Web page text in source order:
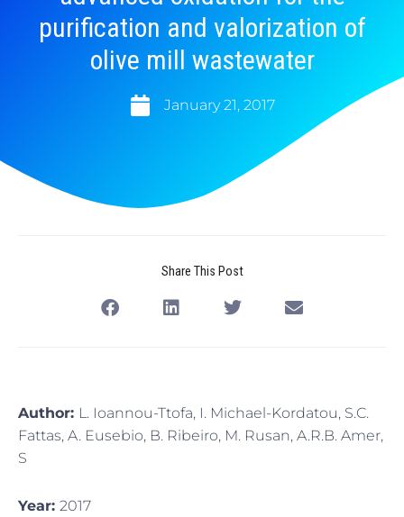
purification and valorization of
olive mill wastewater
January 21, 2017
Share This Post
Author: L. Ioannou-Ttofa, I. Michael-Kordatou, S.C.
Fattas, A. Eusebio, B. Ribeiro, M. Rusan, A.R.B. Amer,
S
Year: 2017